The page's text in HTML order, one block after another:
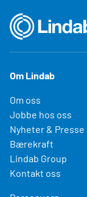
Om Lindab
Om oss
Jobbe hos oss
Nyheter & Presse
Bærekraft
Lindab Group
Kontakt oss